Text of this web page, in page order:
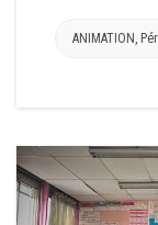
ANIMATION